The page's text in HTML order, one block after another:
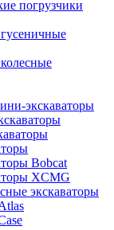
погрузчики
экскаваторы
Bobcat
XCMG
экскаваторы